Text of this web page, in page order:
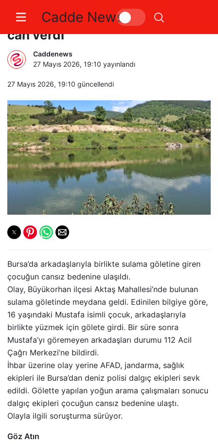
Cadde News
Arkadaşlarıyla girdiği gölette
can verdi
Caddenews
27 Mayıs 2026, 19:10 yayınlandı
27 Mayıs 2026, 19:10 güncellendi
Bursa’da arkadaşlarıyla birlikte sulama göletine giren
çocuğun cansız bedenine ulaşıldı.
Olay, Büyükorhan ilçesi Aktaş Mahallesi’nde bulunan
sulama göletinde meydana geldi. Edinilen bilgiye göre,
16 yaşındaki Mustafa isimli çocuk, arkadaşlarıyla
birlikte yüzmek için gölete girdi. Bir süre sonra
Mustafa’yı göremeyen arkadaşları durumu 112 Acil
Çağrı Merkezi’ne bildirdi.
İhbar üzerine olay yerine AFAD, jandarma, sağlık
ekipleri ile Bursa’dan deniz polisi dalgıç ekipleri sevk
edildi. Gölette yapılan yoğun arama çalışmaları sonucu
dalgıç ekipleri çocuğun cansız bedenine ulaştı.
Olayla ilgili soruşturma sürüyor.
Göz Atın